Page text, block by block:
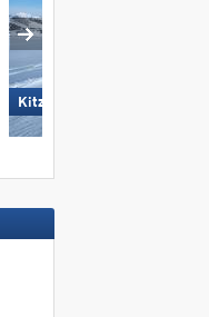
KitzSki – Kitzbühel/​Kirchberg